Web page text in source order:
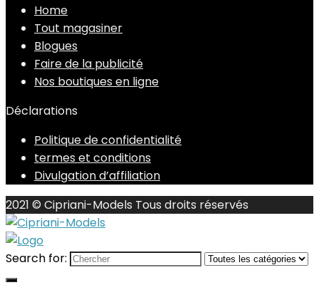
Home
Tout magasiner
Blogues
Faire de la publicité
Nos boutiques en ligne
Déclarations
Politique de confidentialité
termes et conditions
Divulgation d’affiliation
2021 © Cipriani-Models Tous droits réservés
Search for: